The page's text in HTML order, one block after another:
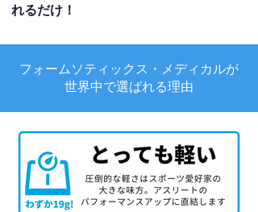
れるだけ！
フォームソティックス・メディカルが
世界中で選ばれる理由